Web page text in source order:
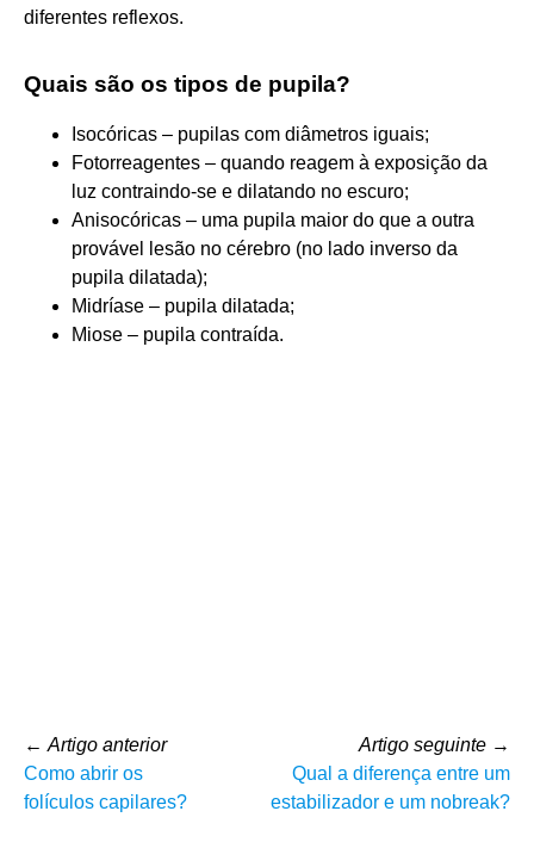
diferentes reflexos.
Quais são os tipos de pupila?
Isocóricas – pupilas com diâmetros iguais;
Fotorreagentes – quando reagem à exposição da
luz contraindo-se e dilatando no escuro;
Anisocóricas – uma pupila maior do que a outra
provável lesão no cérebro (no lado inverso da
pupila dilatada);
Midríase – pupila dilatada;
Miose – pupila contraída.
← Artigo anterior
Como abrir os
folículos capilares?
Artigo seguinte →
Qual a diferença entre um
estabilizador e um nobreak?